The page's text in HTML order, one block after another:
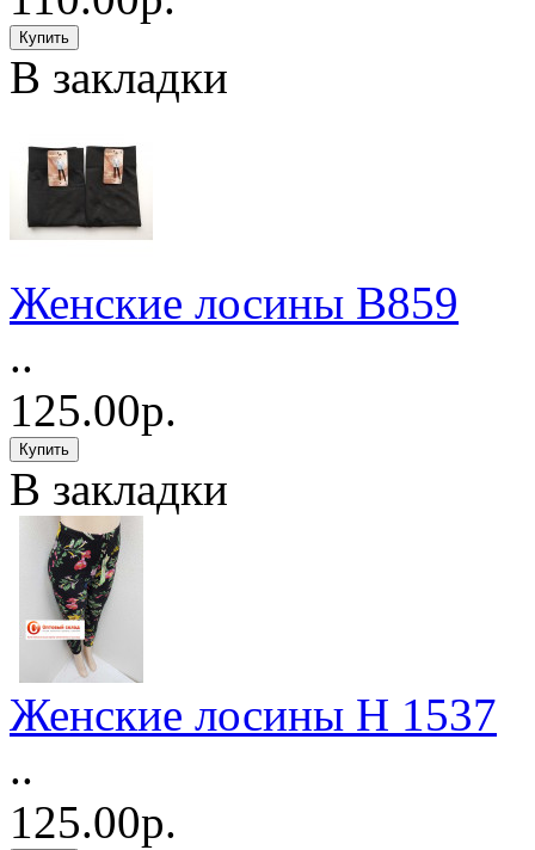
В закладки
Женские лосины B859
..
125.00р.
В закладки
Женские лосины Н 1537
..
125.00р.